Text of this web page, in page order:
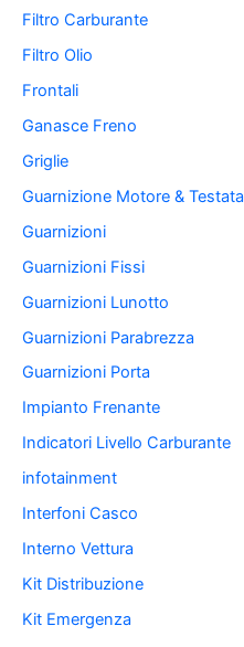
Filtro Carburante
Filtro Olio
Frontali
Ganasce Freno
Griglie
Guarnizione Motore & Testata
Guarnizioni
Guarnizioni Fissi
Guarnizioni Lunotto
Guarnizioni Parabrezza
Guarnizioni Porta
Impianto Frenante
Indicatori Livello Carburante
infotainment
Interfoni Casco
Interno Vettura
Kit Distribuzione
Kit Emergenza